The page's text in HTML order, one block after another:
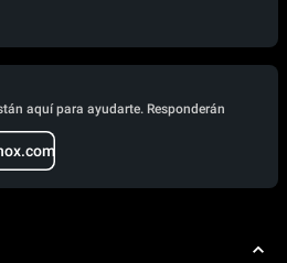
aquí para ayudarte. Responderán